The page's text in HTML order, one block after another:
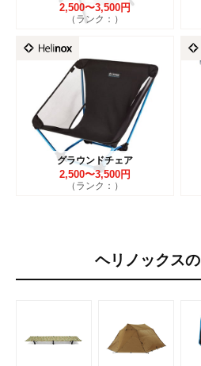
2,500〜3,500円
（ランク：）
グラウンドチェア
2,500〜3,500円
（ランク：）
ヘリノックス